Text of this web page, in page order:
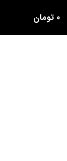
0 تومان